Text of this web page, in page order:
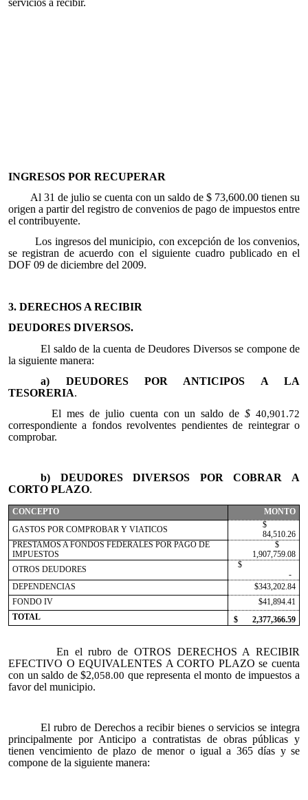
servicios a recibir.
INGRESOS POR RECUPERAR
Al 31 de julio se cuenta con un saldo de $ 73,600.00 tienen su
origen a partir del registro de convenios de pago de impuestos entre
el contribuyente.
Los ingresos del municipio, con excepción de los convenios,
se registran de acuerdo con el siguiente cuadro publicado en el
DOF 09 de diciembre del 2009.
3. DERECHOS A RECIBIR
DEUDORES DIVERSOS.
El saldo de la cuenta de Deudores Diversos se compone de
la siguiente manera:
a) DEUDORES POR ANTICIPOS A LA
TESORERIA.
El mes de julio cuenta con un saldo de$ 40,901.72
correspondiente a fondos revolventes pendientes de reintegrar o
comprobar.
b) DEUDORES DIVERSOS POR COBRAR A
CORTO PLAZO.
CONCEPTO
MONTO
GASTOS POR COMPROBAR Y VIATICOS
$
84,510.26
PRESTAMOS A FONDOS FEDERALES POR PAGO DE
IMPUESTOS
$
1,907,759.08
OTROS DEUDORES
$
-
DEPENDENCIAS
$343,202.84
FONDO IV
$41,894.41
TOTAL
$ 2,377,366.59
En el rubro de OTROS DERECHOS A RECIBIR
EFECTIVO O EQUIVALENTES A CORTO PLAZO se cuenta
con un saldo de $2,058.00 que representa el monto de impuestos a
favor del municipio.
El rubro de Derechos a recibir bienes o servicios se integra
principalmente por Anticipo a contratistas de obras públicas y
tienen vencimiento de plazo de menor o igual a 365 días y se
compone de la siguiente manera: